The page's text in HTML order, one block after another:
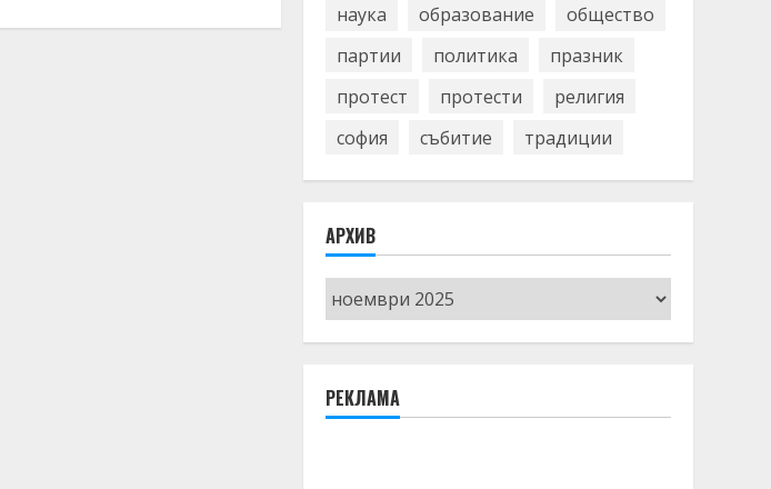
наука
образование
общество
партии
политика
празник
протест
протести
религия
софия
събитие традиции
АРХИВ
Архив
РЕКЛАМА